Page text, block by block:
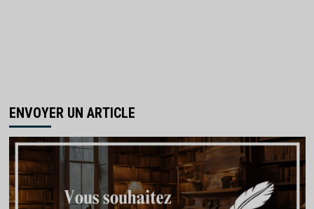
ENVOYER UN ARTICLE